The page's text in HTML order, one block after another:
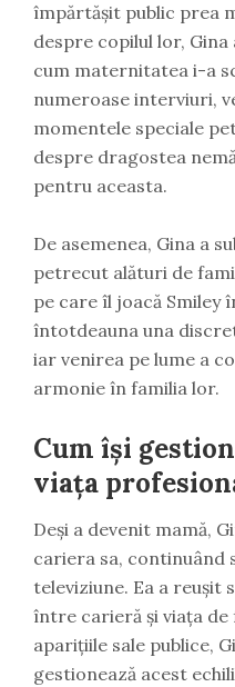
împărtășit public prea
despre copilul lor,
cum maternitatea i-a
numeroase interviuri,
momentele speciale
despre dragostea
pentru aceasta.
De asemenea, Gina a
petrecut alături de
pe care îl joacă Smiley
întotdeauna una
iar venirea pe lume a
armonie în familia lor.
Cum își
viața
Deși a devenit mamă,
cariera sa, continuând
televiziune. Ea a reușit
între carieră și viața
aparițiile sale publice,
gestionează acest